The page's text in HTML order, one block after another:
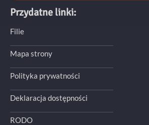
Przydatne linki:
Filie
Mapa strony
Polityka prywatności
Deklaracja dostępności
RODO